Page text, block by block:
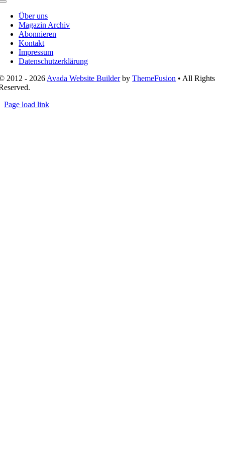
Toggle
NavigationÜber uns
Magazin Archiv
Abonnieren
Kontakt
Impressum
Datenschutzerklärung
2012 - 2026 Avada Website BuilderbyThemeFusion • All Rights
Page load link